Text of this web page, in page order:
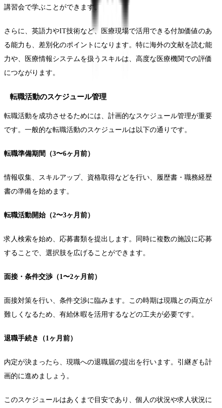
講習会で学ぶことができます。
さらに、英語力やIT技術など、医療現場で活用できる付加価値のあ
る能力も、差別化のポイントになります。特に海外の文献を読む能
力や、医療情報システムを扱うスキルは、高度な医療機関での評価
につながります。
転職活動のスケジュール管理
転職活動を成功させるためには、計画的なスケジュール管理が重要
です。一般的な転職活動のスケジュールは以下の通りです。
転職準備期間（3〜6ヶ月前）
情報収集、スキルアップ、資格取得などを行い、履歴書・職務経歴
書の準備を始めます。
転職活動開始（2〜3ヶ月前）
求人検索を始め、応募書類を提出します。同時に複数の施設に応募
することで、選択肢を広げることができます。
面接・条件交渉（1〜2ヶ月前）
面接対策を行い、条件交渉に臨みます。この時期は現職との両立が
難しくなるため、有給休暇を活用するなどの工夫が必要です。
退職手続き（1ヶ月前）
内定が決まったら、現職への退職届の提出を行います。引継ぎも計
画的に進めましょう。
このスケジュールはあくまで目安であり、個人の状況や求人状況に